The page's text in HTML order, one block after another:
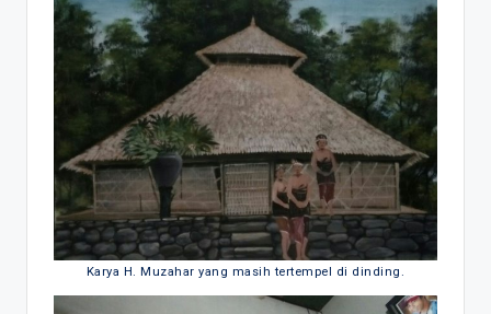
Karya H. Muzahar yang masih tertempel di dinding.